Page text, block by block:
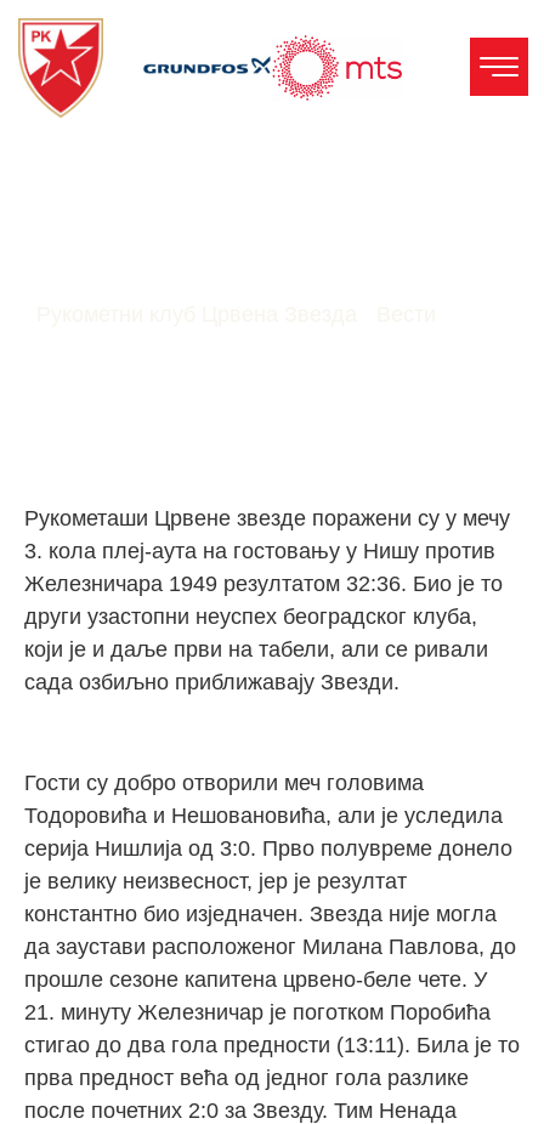
Рукометаши Црвене звезде поражени су у мечу
3. кола плеј-аута на гостовању у Нишу против
Железничара 1949 резултатом 32:36. Био је то
други узастопни неуспех београдског клуба,
који је и даље први на табели, али се ривали
сада озбиљно приближавају Звезди.
Гости су добро отворили меч головима
Тодоровића и Нешовановића, али је уследила
серија Нишлија од 3:0. Прво полувреме донело
је велику неизвесност, јер је резултат
константно био изједначен. Звезда није могла
да заустави расположеног Милана Павлова, до
прошле сезоне капитена црвено-беле чете. У
21. минуту Железничар је поготком Поробића
стигао до два гола предности (13:11). Била је то
прва предност већа од једног гола разлике
после почетних 2:0 за Звезду. Тим Ненада